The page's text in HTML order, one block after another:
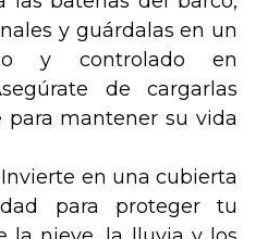
y guárdalas en un
y controlado en
de cargarlas
para mantener su vida
en una cubierta
para proteger tu